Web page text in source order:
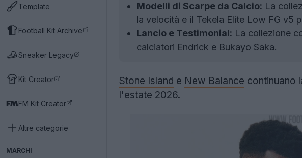
Template
Football Kit Archive
Sneaker Legacy
Kit Creator
FM Kit Creator
Altre categorie
MARCHI
Modelli di Scarpe da Calcio: La
la velocità e il Tekela Elite Low FG v5
Lancio e Testimonial: La collezione
calciatori Endrick e Bukayo Saka.
Stone Island e New Balance continuano
l'estate 2026.